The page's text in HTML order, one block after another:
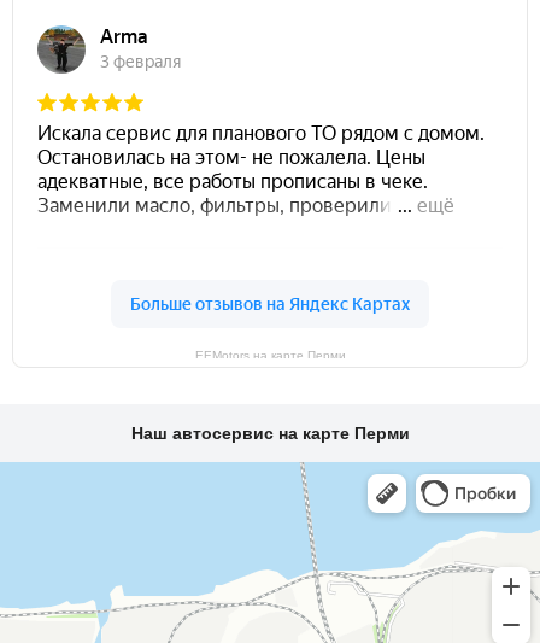
EEMotors на карте Перми
Наш автосервис на карте Перми